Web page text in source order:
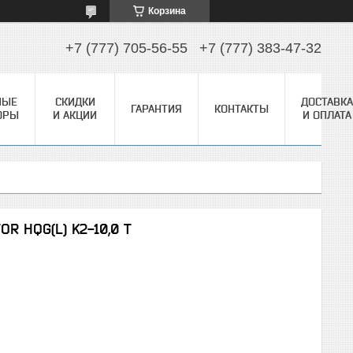
Корзина
+7 (777) 705-56-55 +7 (777) 383-47-32
СКИДКИ
И АКЦИИ
ГАРАНТИЯ КОНТАКТЫ
ДОСТАВКА
И ОПЛАТА
HQG(L) K2-10,0 Т